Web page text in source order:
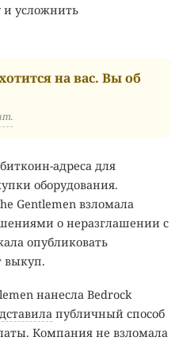
и усложнить
на вас. Вы об
адреса для
оборудования.
Gentlemen взломала
о неразглашении с
опубликовать
выкуп.
нанесла Bedrock
публичный способ
Компания не взломала